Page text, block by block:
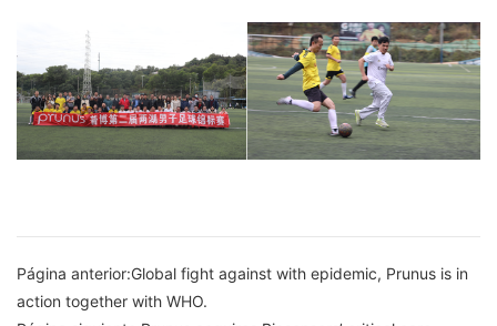
Página anterior:Global fight against with epidemic, Prunus is in
action together with WHO.